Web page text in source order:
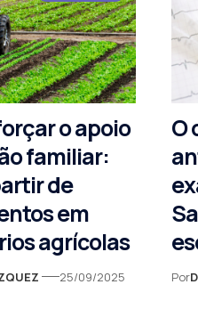
o apoio
familiar:
de
em
agrícolas
25/09/2025
O
Por